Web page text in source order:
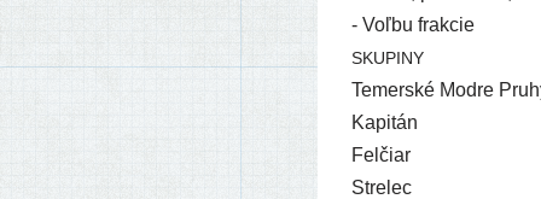
- Voľbu frakcie
SKUPINY
Temerské Modre
Kapitán
Felčiar
Strelec